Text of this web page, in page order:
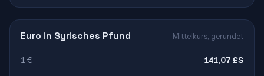
Euro in Syrisches Pfund Mittelkurs, gerundet
1 € 141,07 £S